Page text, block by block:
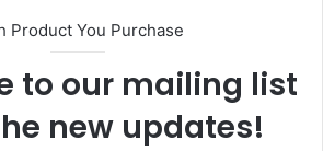
Product You Purchase
to our mailing list
new updates!